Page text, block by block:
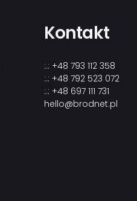
Kontakt
:.: +48 793 112 358
:.: +48 792 523 072
:.: +48 697 111 731
hello@brodnet.pl